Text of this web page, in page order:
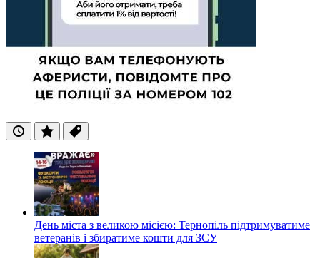
ОстанніПопулярні
Теги
День міста з великою місією: Тернопіль підтримуватиме
ветеранів і збиратиме кошти для ЗСУ